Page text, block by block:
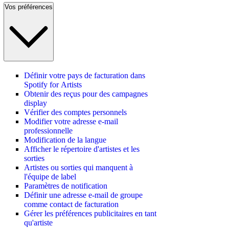
Vos préférences
Définir votre pays de facturation dans
Spotify for Artists
Obtenir des reçus pour des campagnes
display
Vérifier des comptes personnels
Modifier votre adresse e-mail
professionnelle
Modification de la langue
Afficher le répertoire d'artistes et les
sorties
Artistes ou sorties qui manquent à
l'équipe de label
Paramètres de notification
Définir une adresse e-mail de groupe
comme contact de facturation
Gérer les préférences publicitaires en tant
qu'artiste